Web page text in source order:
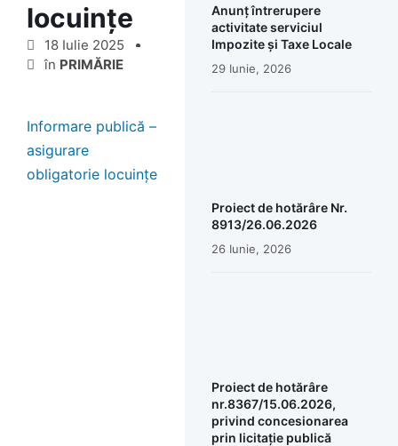
locuințe
18 Iulie 2025
în PRIMĂRIE
Informare publică –
asigurare
obligatorie locuințe
Anunț întrerupere
activitate serviciul
Impozite și Taxe Locale
29 Iunie, 2026
Proiect de hotărâre Nr.
8913/26.06.2026
26 Iunie, 2026
Proiect de hotărâre
nr.8367/15.06.2026,
privind concesionarea
prin licitație publică